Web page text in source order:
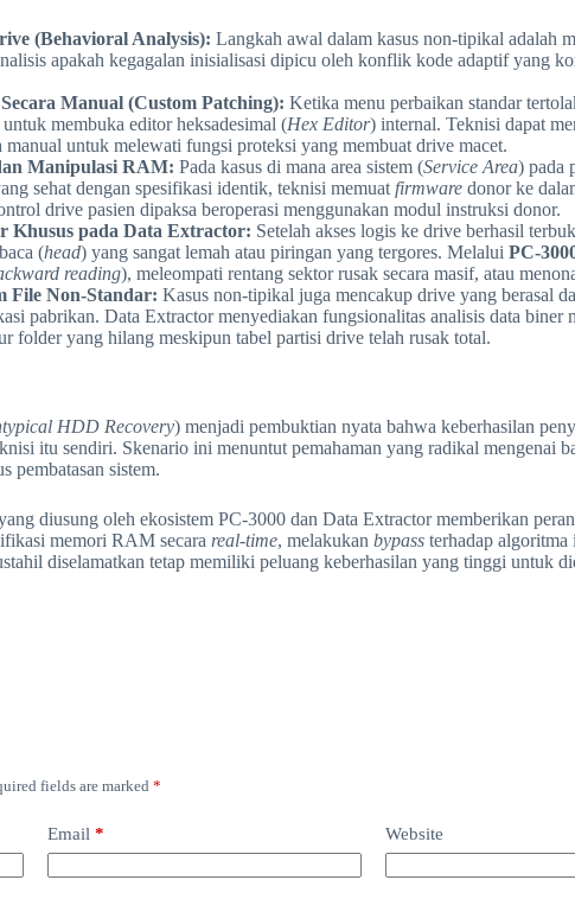
(Behavioral Analysis): Langkah awal dalam kasus non-tipikal adalah
apakah kegagalan inisialisasi dipicu oleh konflik kode adaptif yang
Manual (Custom Patching): Ketika menu perbaikan standar
membuka editor heksadesimal (Hex Editor) internal. Teknisi dapat
manual untuk melewati fungsi proteksi yang membuat drive macet.
Manipulasi RAM: Pada kasus di mana area sistem (Service Area) pada
sehat dengan spesifikasi identik, teknisi memuat firmware donor ke
drive pasien dipaksa beroperasi menggunakan modul instruksi donor.
Khusus pada Data Extractor: Setelah akses logis ke drive berhasil
(head) yang sangat lemah atau piringan yang tergores. Melalui PC-
reading), meleompati rentang sektor rusak secara masif, atau
File Non-Standar: Kasus non-tipikal juga mencakup drive yang berasal
pabrikan. Data Extractor menyediakan fungsionalitas analisis data biner
folder yang hilang meskipun tabel partisi drive telah rusak total.
HDD Recovery) menjadi pembuktian nyata bahwa keberhasilan
itu sendiri. Skenario ini menuntut pemahaman yang radikal mengenai
pembatasan sistem.
diusung oleh ekosistem PC-3000 dan Data Extractor memberikan
memori RAM secara real-time, melakukan bypass terhadap algoritma
diselamatkan tetap memiliki peluang keberhasilan yang tinggi untuk
fields are marked *
Email * Website